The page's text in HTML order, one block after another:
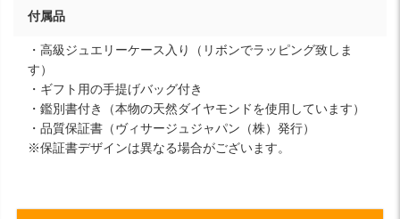
付属品
・高級ジュエリーケース入り（リボンでラッピング致しま
す）
・ギフト用の手提げバッグ付き
・鑑別書付き（本物の天然ダイヤモンドを使用しています）
・品質保証書（ヴィサージュジャパン（株）発行）
※保証書デザインは異なる場合がございます。